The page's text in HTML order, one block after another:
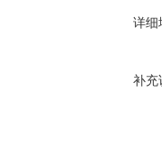
详细
补充